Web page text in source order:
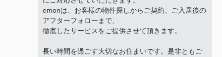
emonは、お客様の物件探しからご契約、ご入居後の
アフターフォローまで、
徹底したサービスをご提供させて頂きます。
長い時間を過ごす大切なお住まいです。是非ともご